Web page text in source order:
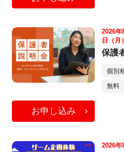
2026年
日（月）
保護
個別
無料
お申し込み
2026年